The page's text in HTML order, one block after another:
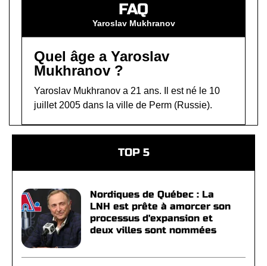
FAQ
Yaroslav Mukhranov
Quel âge a Yaroslav
Mukhranov ?
Yaroslav Mukhranov a 21 ans. Il est né le 10
juillet 2005 dans la ville de Perm (Russie).
TOP 5
Nordiques de Québec : La
LNH est prête à amorcer son
processus d'expansion et
deux villes sont nommées